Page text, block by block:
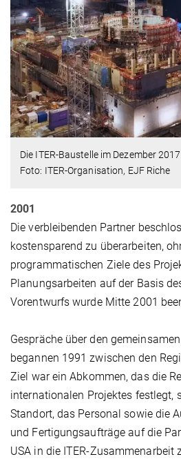
Die ITER-Baustelle im Dezember 2017
Foto: ITER-Organisation, EJF Riche
2001
Die verbleibenden Partner
kostensparend zu überarbeiten,
programmatischen Ziele des
Planungsarbeiten auf der Basis
Vorentwurfs wurde Mitte 2001
Gespräche über den
begannen 1991 zwischen den
Ziel war ein Abkommen, das die
internationalen Projektes festlegt,
Standort, das Personal sowie die
und Fertigungsaufträge auf die
USA in die ITER-Zusammenarbeit